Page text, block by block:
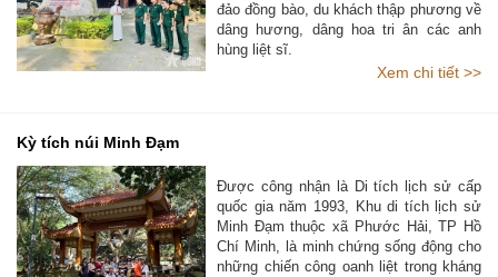
đảo đồng bào, du khách thập phương về
dâng hương, dâng hoa tri ân các anh
hùng liệt sĩ.
Xem chi tiết >>
Kỳ tích núi Minh Đạm
Được công nhận là Di tích lịch sử cấp
quốc gia năm 1993, Khu di tích lịch sử
Minh Đạm thuộc xã Phước Hải, TP Hồ
Chí Minh, là minh chứng sống động cho
những chiến công oanh liệt trong kháng